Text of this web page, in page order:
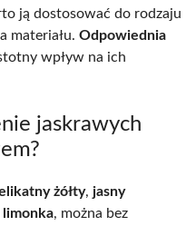
ją dostosować do rodzaju
materiału. Odpowiednia
wpływ na ich
jaskrawych
żółty, jasny
limonka, można bez